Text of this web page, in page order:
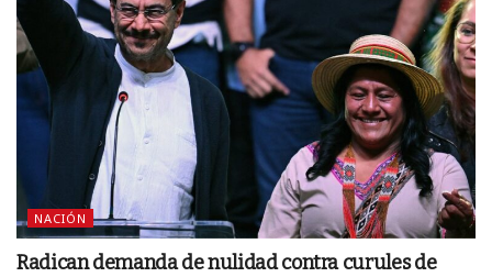
NACIÓN
Radican demanda de nulidad contra curules de